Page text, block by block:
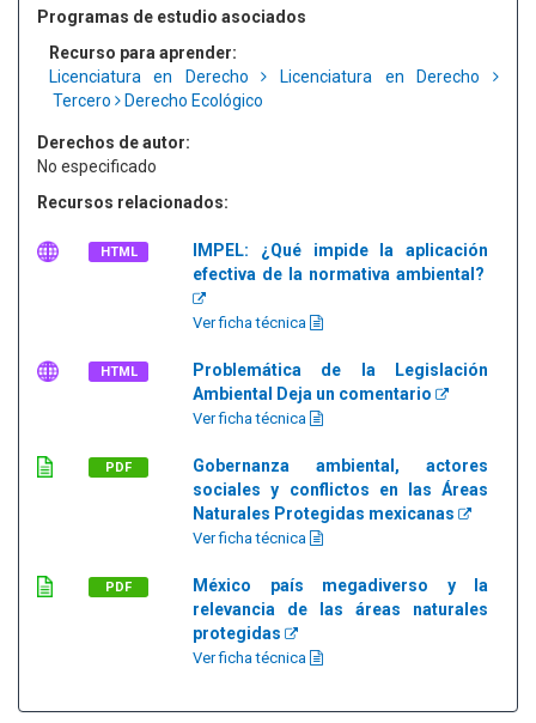
Programas de estudio asociados
Recurso para aprender:
Licenciatura en Derecho
Licenciatura en Derecho
Tercero
Derecho Ecológico
Derechos de autor:
No especificado
Recursos relacionados:
HTML
IMPEL: ¿Qué impide la aplicación
efectiva de la normativa ambiental?
Ver ficha técnica
HTML
Problemática de la Legislación
Ambiental Deja un comentario
Ver ficha técnica
PDF
Gobernanza ambiental, actores
sociales y conflictos en las Áreas
Naturales Protegidas mexicanas
Ver ficha técnica
PDF
México país megadiverso y la
relevancia de las áreas naturales
protegidas
Ver ficha técnica